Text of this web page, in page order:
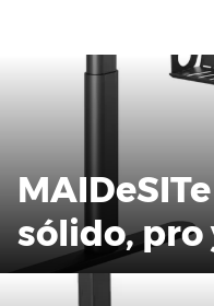
sólido,